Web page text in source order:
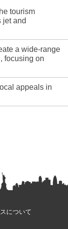
tourism
jet and
a wide-range
focusing on
appeals in
について